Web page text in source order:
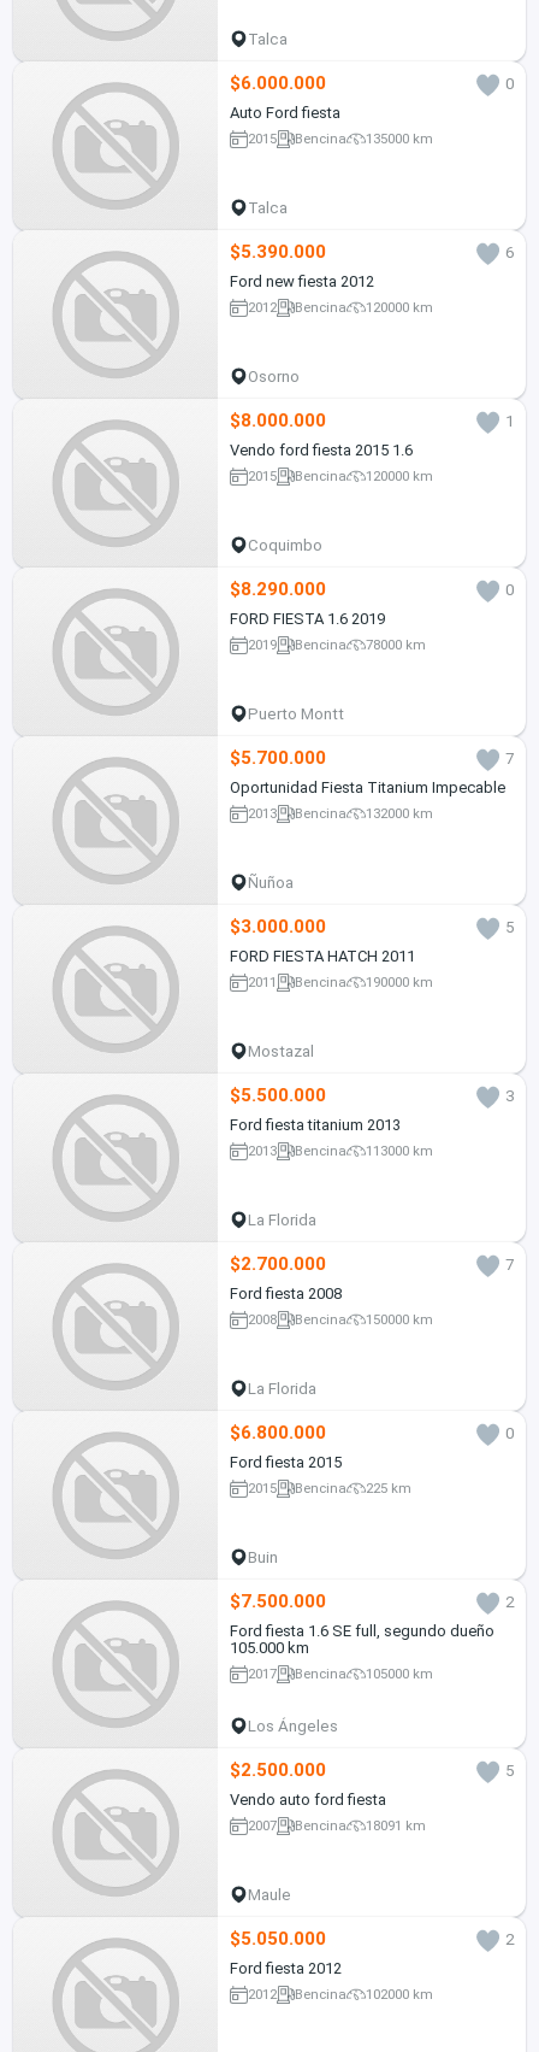
Talca
$6.000.000
0
Auto Ford fiesta
2015 Bencina 135000 km
Talca
$5.390.000
6
Ford new fiesta 2012
2012 Bencina 120000 km
Osorno
$8.000.000
1
Vendo ford fiesta 2015 1.6
2015 Bencina 120000 km
Coquimbo
$8.290.000
0
FORD FIESTA 1.6 2019
2019 Bencina 78000 km
Puerto Montt
$5.700.000
7
Oportunidad Fiesta Titanium Impecable
2013 Bencina 132000 km
Ñuñoa
$3.000.000
5
FORD FIESTA HATCH 2011
2011 Bencina 190000 km
Mostazal
$5.500.000
3
Ford fiesta titanium 2013
2013 Bencina 113000 km
La Florida
$2.700.000
7
Ford fiesta 2008
2008 Bencina 150000 km
La Florida
$6.800.000
0
Ford fiesta 2015
2015 Bencina 225 km
Buin
$7.500.000
2
Ford fiesta 1.6 SE full, segundo dueño
105.000 km
2017 Bencina 105000 km
Los Ángeles
$2.500.000
5
Vendo auto ford fiesta
2007 Bencina 18091 km
Maule
$5.050.000
2
Ford fiesta 2012
2012 Bencina 102000 km